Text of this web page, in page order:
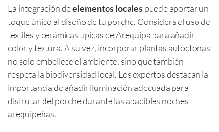
La integración deelementos localespuede aportar un
toque único al diseño de tu porche. Considera el uso de
textiles y cerámicas típicas de Arequipa para añadir
color y textura. A su vez, incorporar plantas autóctonas
no solo embellece el ambiente, sino que también
respeta la biodiversidad local. Los expertos destacan la
importancia de añadir iluminación adecuada para
disfrutar del porche durante las apacibles noches
arequipeñas.